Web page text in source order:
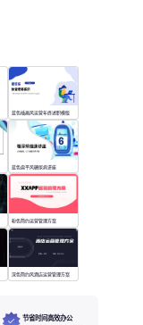
蓝色插画风运营年终述职模版
蓝色扁平风糖尿病讲座
粉色简约运营管理方案
深色简约风酒店运营管理方案
节省时间高效办公